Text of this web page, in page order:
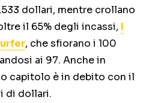
dollari, mentre crollano
il 65% degli incassi, I
, che sfiorano i 100
ai 97. Anche in
capitolo è in debito con il
di dollari.